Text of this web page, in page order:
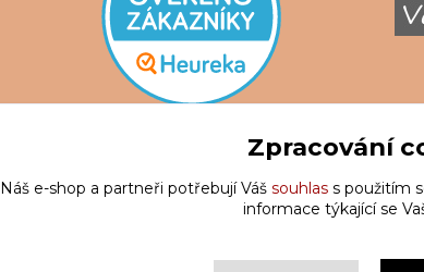
Zpracování
Náš e-shop a partneři potřebují Váš souhlass použitím
informace týkající se